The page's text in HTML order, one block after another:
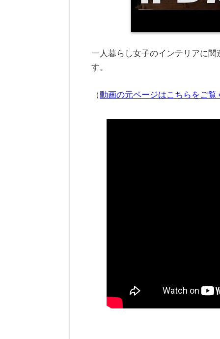
一人暮らし女子のインテリアに関
す。
（動画の元ページはこちらをご覧